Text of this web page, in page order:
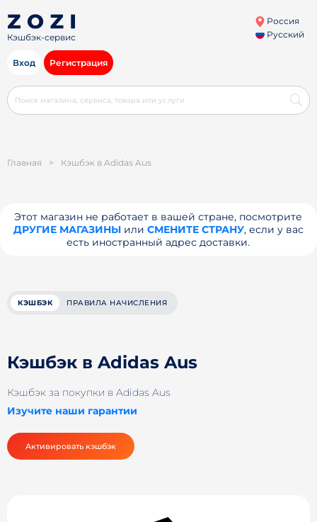
Кэшбэк-сервис
Россия
Русский
Вход Регистрация
Главная > Кэшбэк в Adidas Aus
Этот магазин не работает в вашей стране, посмотрите
ДРУГИЕ МАГАЗИНЫили СМЕНИТЕ СТРАНУ, если у вас
есть иностранный адрес доставки.
КЭШБЭК ПРАВИЛА НАЧИСЛЕНИЯ
Кэшбэк в Adidas Aus
Кэшбэк за покупки в Adidas Aus
Изучите наши гарантии
Активировать кэшбэк